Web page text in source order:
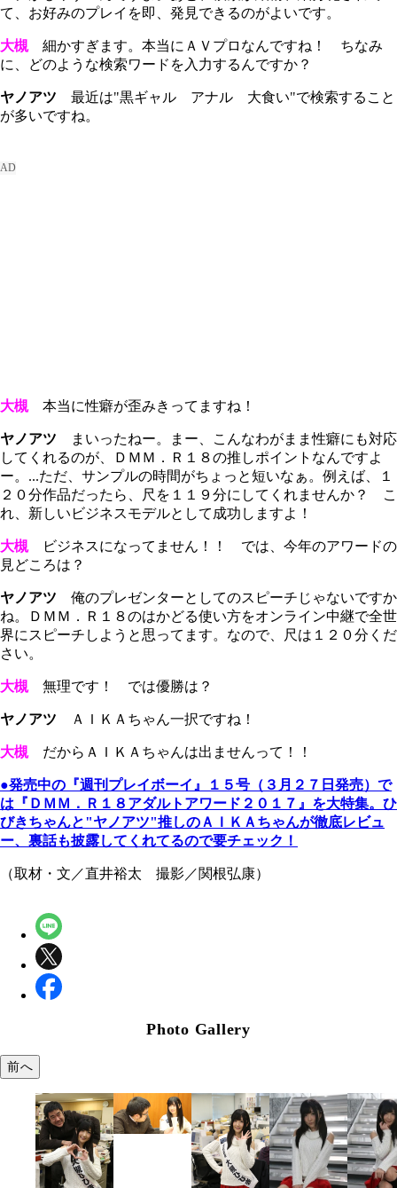
て、お好みのプレイを即、発見できるのがよいです。
大槻細かすぎます。本当にＡＶプロなんですね！ ちなみ
に、どのような検索ワードを入力するんですか？
ヤノアツ 最近は"黒ギャル アナル 大食い"で検索すること
が多いですね。
大槻本当に性癖が歪みきってますね！
ヤノアツ まいったねー。まー、こんなわがまま性癖にも対応
してくれるのが、ＤＭＭ．Ｒ１８の推しポイントなんですよ
ー。...ただ、サンプルの時間がちょっと短いなぁ。例えば、１
２０分作品だったら、尺を１１９分にしてくれませんか？ こ
れ、新しいビジネスモデルとして成功しますよ！
大槻ビジネスになってません！！ では、今年のアワードの
見どころは？
ヤノアツ 俺のプレゼンターとしてのスピーチじゃないですか
ね。ＤＭＭ．Ｒ１８のはかどる使い方をオンライン中継で全世
界にスピーチしようと思ってます。なので、尺は１２０分くだ
さい。
大槻無理です！ では優勝は？
ヤノアツ ＡＩＫＡちゃん一択ですね！
大槻だからＡＩＫＡちゃんは出ませんって！！
●発売中の『週刊プレイボーイ』１５号（３月２７日発売）で
は『ＤＭＭ．Ｒ１８アダルトアワード２０１７』を大特集。ひ
びきちゃんと"ヤノアツ"推しのＡＩＫＡちゃんが徹底レビュ
ー、裏話も披露してくれてるので要チェック！
（取材・文／直井裕太 撮影／関根弘康）
Photo Gallery
前へ